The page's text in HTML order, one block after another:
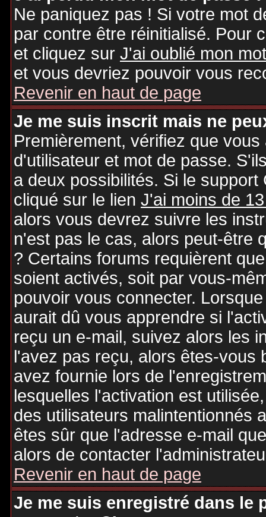
Ne paniquez pas ! Si votre mot
par contre être réinitialisé. Pour
et cliquez surJ'ai oublié mon
et vous devriez pouvoir vous
Revenir en haut de page
Je me suis inscrit mais ne
Premièrement, vérifiez que
d'utilisateur et mot de passe.
a deux possibilités. Si le
cliqué sur le lienJ'ai moins de
alors vous devrez suivre les
n'est pas le cas, alors peut-être
? Certains forums requièrent
soient activés, soit par vous-
pouvoir vous connecter.
aurait dû vous apprendre si
reçu un e-mail, suivez alors les
l'avez pas reçu, alors êtes-vous
avez fournie lors de
lesquelles l'activation est
des utilisateurs malintentionnés
êtes sûr que l'adresse e-mail
alors de contacter
Revenir en haut de page
Je me suis enregistré dans le